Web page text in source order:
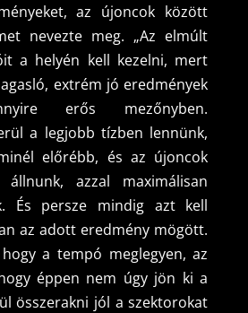
az újoncok között
nevezte meg. „Az elmúlt
a helyén kell kezelni, mert
extrém jó eredmények
erős mezőnyben.
a legjobb tízben lennünk,
előrébb, és az újoncok
azzal maximálisan
És persze mindig azt kell
az adott eredmény mögött.
a tempó meglegyen, az
éppen nem úgy jön ki a
összerakni jól a szektorokat